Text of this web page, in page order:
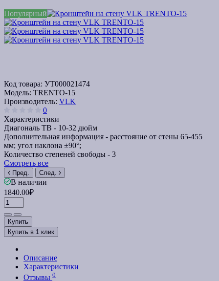
Популярный
Код товара: УТ000021474
Модель: TRENTO-15
Производитель: VLK
0
Характеристики
Диагональ ТВ - 10-32 дюйм
Дополнительная информация - расстояние от стены 65-455
мм; угол наклона ±90°;
Количество степеней свободы - 3
Смотреть все
Пред. След.
В наличии
1840.00₽
Купить
Купить в 1 клик
Описание
Характеристики
Отзывы 0